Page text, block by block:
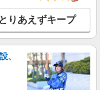
】
なります。 日払い・週
ん。
詳細を見る
とりあえずキープ
、